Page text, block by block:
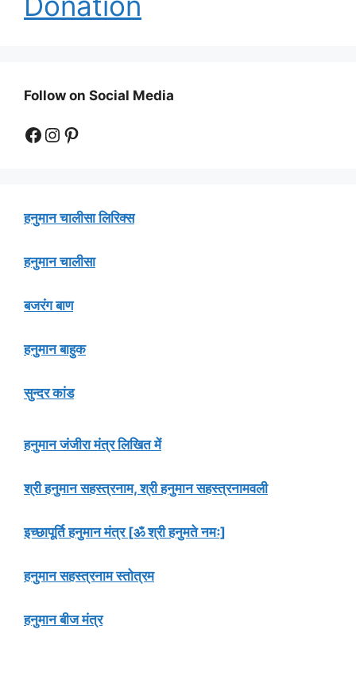
Follow on Social Media
Facebook
Instagram
Pinterest
हनुमान चालीसा लिरिक्स
हनुमान चालीसा
बजरंग बाण
हनुमान बाहुक
सुन्दर कांड
हनुमान जंजीरा मंत्र लिखित में
श्री हनुमान सहस्त्रनाम, श्री हनुमान सहस्त्रनामवली
इच्छापूर्ति हनुमान मंत्र [ॐ श्री हनुमते नमः]
हनुमान सहस्त्रनाम स्तोत्रम
हनुमान बीज मंत्र